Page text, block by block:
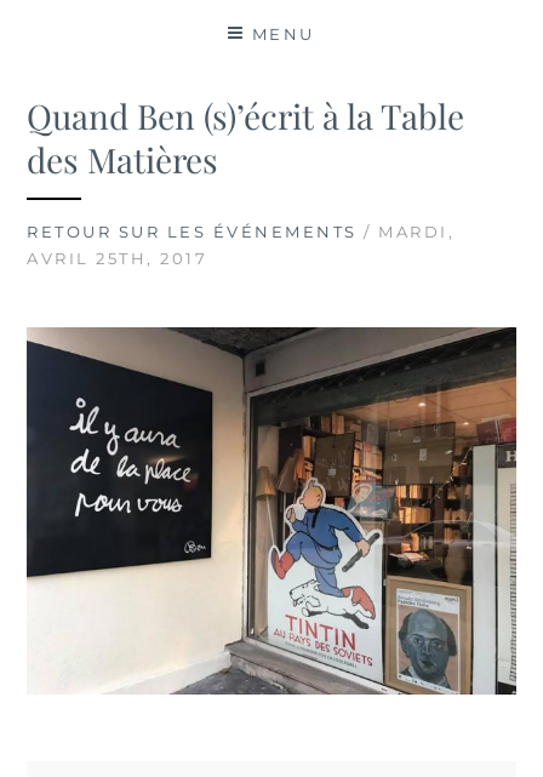
MENU
Quand Ben (s)’écrit à la Table
des Matières
RETOUR SUR LES ÉVÉNEMENTS / MARDI,
AVRIL 25TH, 2017